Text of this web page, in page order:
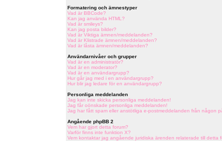
Formatering och ämnestyper
Vad är BBCode?
Kan jag använda HTML?
Vad är smileys?
Kan jag posta bilder?
Vad är Viktiga ämnen/meddelanden?
Vad är Klistrade ämnen/meddelanden?
Vad är låsta ämnen/meddelanden?
Användarnivåer och grupper
Vad är en administratör?
Vad är en moderator?
Vad är en användargrupp?
Hur går jag med i en användargrupp?
Hur blir jag ledare för en användargrupp?
Personliga meddelanden
Jag kan inte skicka personliga meddelanden!
Jag får oönskade personliga meddelanden!
Jag har fått spam eller anstötliga e-postmeddelanden från någon
Angående phpBB 2
Vem har gjort detta forum?
Varför finns inte funktion X?
Vem kontaktar jag angående juridiska ärenden relaterade till detta